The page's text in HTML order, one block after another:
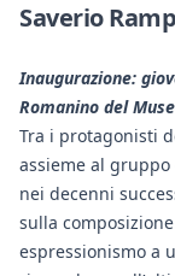
Saverio
Inaugurazione:
Romanino del
Tra i protagonisti
assieme al
nei decenni
sulla
espressionismo a